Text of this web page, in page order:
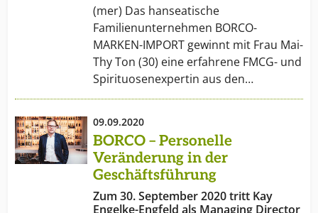
(mer) Das hanseatische
Familienunternehmen BORCO-
MARKEN-IMPORT gewinnt mit Frau Mai-
Thy Ton (30) eine erfahrene FMCG- und
Spirituosenexpertin aus den…
09.09.2020
BORCO – Personelle
Veränderung in der
Geschäftsführung
Zum 30. September 2020 tritt Kay
Engelke-Engfeld als Managing Director